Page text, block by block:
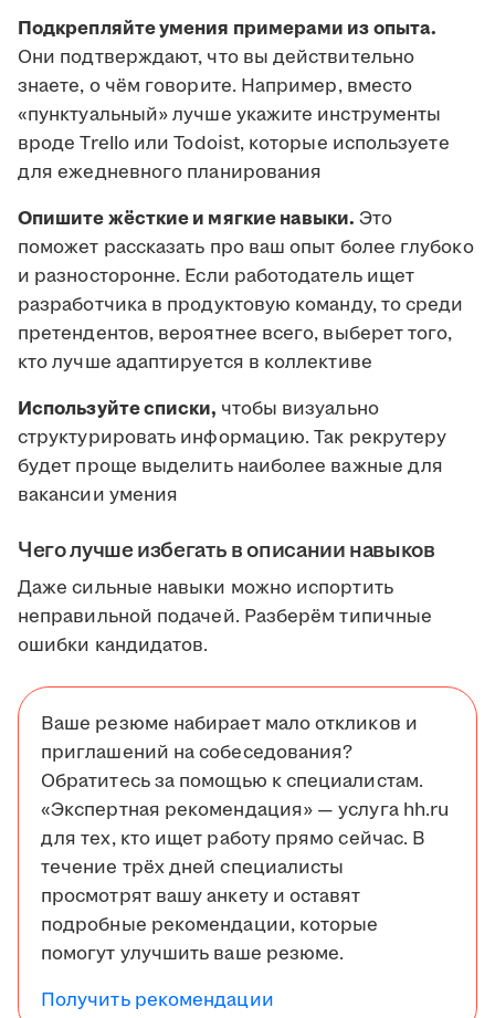
Подкрепляйте умения примерами из опыта.
Они подтверждают, что вы действительно
знаете, о чём говорите. Например, вместо
«пунктуальный» лучше укажите инструменты
вроде Trello или Todoist, которые используете
для ежедневного планирования
Опишите жёсткие и мягкие навыки. Это
поможет рассказать про ваш опыт более глубоко
и разносторонне. Если работодатель ищет
разработчика в продуктовую команду, то среди
претендентов, вероятнее всего, выберет того,
кто лучше адаптируется в коллективе
Используйте списки, чтобы визуально
структурировать информацию. Так рекрутеру
будет проще выделить наиболее важные для
вакансии умения
Чего лучше избегать в описании навыков
Даже сильные навыки можно испортить
неправильной подачей. Разберём типичные
ошибки кандидатов.
Ваше резюме набирает мало откликов и
приглашений на собеседования?
Обратитесь за помощью к специалистам.
«Экспертная рекомендация» — услуга hh.ru
для тех, кто ищет работу прямо сейчас. В
течение трёх дней специалисты
просмотрят вашу анкету и оставят
подробные рекомендации, которые
помогут улучшить ваше резюме.
Получить рекомендации